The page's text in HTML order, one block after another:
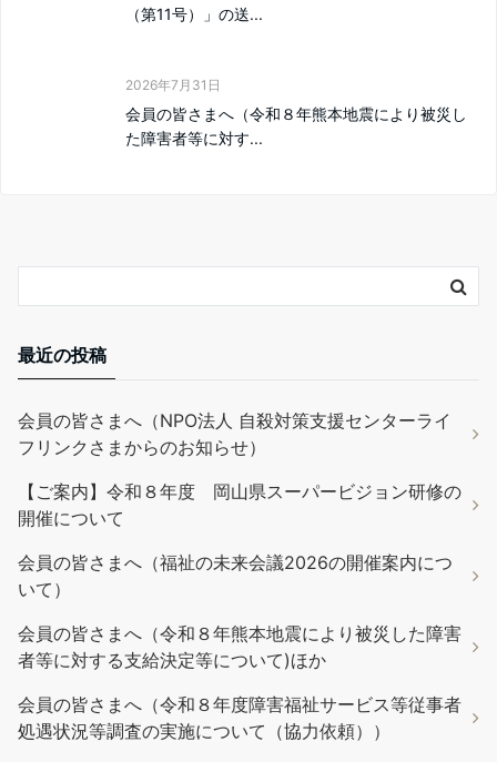
（第11号）」の送...
2026年7月31日
会員の皆さまへ（令和８年熊本地震により被災し
た障害者等に対す...
最近の投稿
会員の皆さまへ（NPO法人 自殺対策支援センターライ
フリンクさまからのお知らせ）
【ご案内】令和８年度 岡山県スーパービジョン研修の
開催について
会員の皆さまへ（福祉の未来会議2026の開催案内につ
いて）
会員の皆さまへ（令和８年熊本地震により被災した障害
者等に対する支給決定等について)ほか
会員の皆さまへ（令和８年度障害福祉サービス等従事者
処遇状況等調査の実施について（協力依頼））